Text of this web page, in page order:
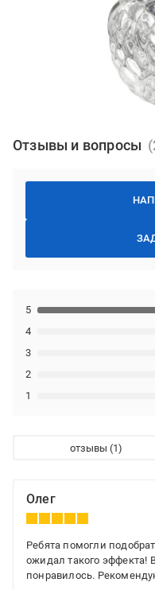
Отзывы и вопросы
1
2
3
4
5
отзывы
Олег
Ребята помогли
ожидал такого эффекта!
понравилось.